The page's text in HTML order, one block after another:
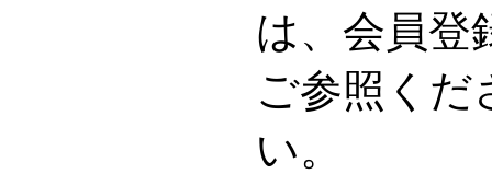
は、会員登
ご参照くだ